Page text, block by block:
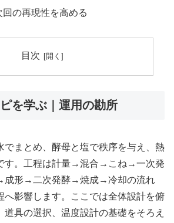
の再現性を高める
目次
を学ぶ｜運用の勘所
でまとめ、酵母と塩で秩序を与え、熱
す。工程は計量→混合→こね→一次発
成形→二次発酵→焼成→冷却の流れ
へ影響します。ここでは全体設計を俯
道具の選択、温度設計の基礎をそろえ